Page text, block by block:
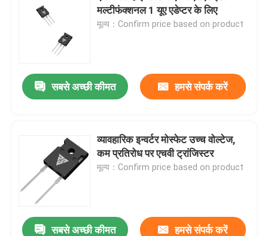
मल्टीफंक्शनल 1 यूए एडेप्टर के लिए
मूल्य：Confirm price based on product
सबसे अच्छी कीमत हमसे संपर्क करें
व्यावहारिक इन्वर्टर मोस्फेट उच्च वोल्टेज,
कम प्रतिरोध पर एचवी ट्रांजिस्टर
मूल्य：Confirm price based on product
सबसे अच्छी कीमत हमसे संपर्क करें